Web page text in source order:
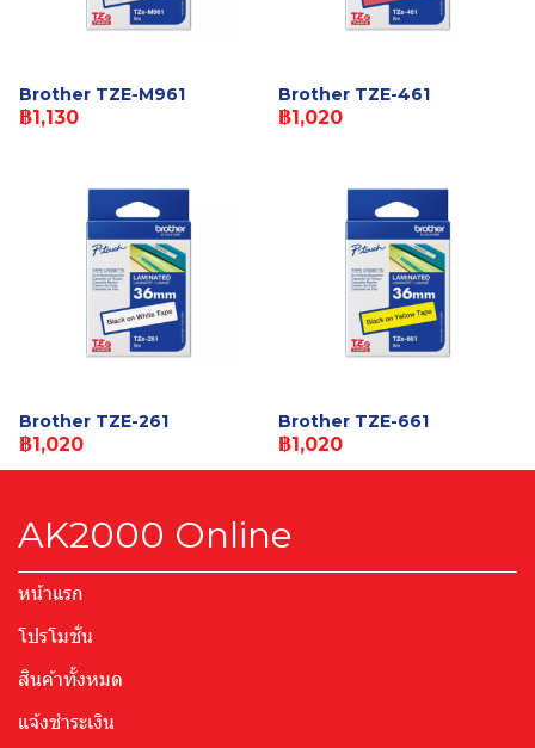
Brother TZE-M961
฿1,130
Brother TZE-461
฿1,020
Brother TZE-261
฿1,020
Brother TZE-661
฿1,020
AK2000 Online
หน้าแรก
โปรโมชั่น
สินค้าทั้งหมด
แจ้งชำระเงิน